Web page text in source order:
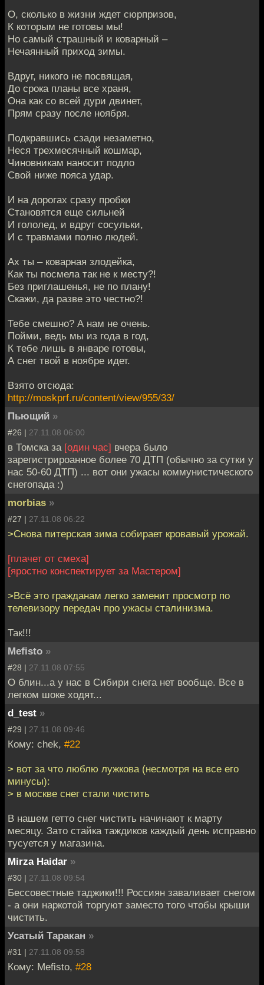
О, сколько в жизни ждет сюрпризов,
К которым не готовы мы!
Но самый страшный и коварный –
Нечаянный приход зимы.
Вдруг, никого не посвящая,
До срока планы все храня,
Она как со всей дури двинет,
Прям сразу после ноября.
Подкравшись сзади незаметно,
Неся трехмесячный кошмар,
Чиновникам наносит подло
Свой ниже пояса удар.
И на дорогах сразу пробки
Становятся еще сильней
И гололед, и вдруг сосульки,
И с травмами полно людей.
Ах ты – коварная злодейка,
Как ты посмела так не к месту?!
Без приглашенья, не по плану!
Скажи, да разве это честно?!
Тебе смешно? А нам не очень.
Пойми, ведь мы из года в год,
К тебе лишь в январе готовы,
А снег твой в ноябре идет.
Взято отсюда:
http://moskprf.ru/content/view/955/33/
Пьющий »
#26 | 27.11.08 06:00
в Томска за [один час] вчера было
зарегистрироанное более 70 ДТП (обычно за сутки у
нас 50-60 ДТП) ... вот они ужасы коммунистического
снегопада :)
morbias »
#27 | 27.11.08 06:22
>Снова питерская зима собирает кровавый урожай.
[плачет от смеха]
[яростно конспектирует за Мастером]
>Всё это гражданам легко заменит просмотр по
телевизору передач про ужасы сталинизма.
Так!!!
Mefisto »
#28 | 27.11.08 07:55
О блин...а у нас в Сибири снега нет вообще. Все в
легком шоке ходят...
d_test »
#29 | 27.11.08 09:46
Кому: chek, #22
> вот за что люблю лужкова (несмотря на все его
минусы):
> в москве снег стали чистить
В нашем гетто снег чистить начинают к марту
месяцу. Зато стайка таждиков каждый день исправно
тусуется у магазина.
Mirza Haidar »
#30 | 27.11.08 09:54
Бессовестные таджики!!! Россиян заваливает снегом
- а они наркотой торгуют заместо того чтобы крыши
чистить.
Усатый Таракан »
#31 | 27.11.08 09:58
Кому: Mefisto, #28